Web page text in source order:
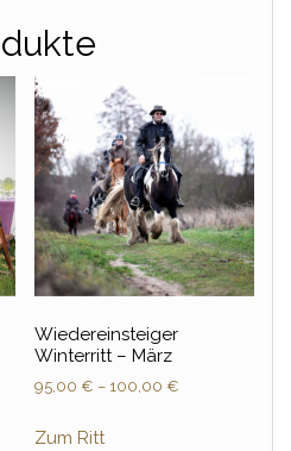
Wiedereinsteiger
Winterritt – März
95,00 € – 100,00 €
Zum Ritt